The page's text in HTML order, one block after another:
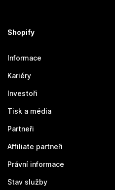
Shopify
Informace
Kariéry
Investoři
Tisk a média
Partneři
Affiliate partneři
Právní informace
Stav služby